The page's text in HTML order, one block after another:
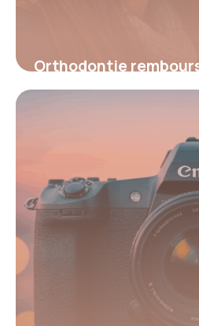
Orthodontie
vous devez vraiment